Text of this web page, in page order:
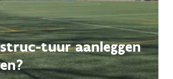
tuur aanleggen